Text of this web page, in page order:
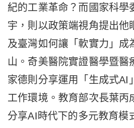
紀的工業革命？而國家科學
宇，則以政策端視角提出他
及臺灣如何讓「軟實力」成
山。奇美醫院實證醫學暨醫
家德則分享運用「生成式AI
工作環境。教育部次長葉丙
分享AI時代下的多元教育模